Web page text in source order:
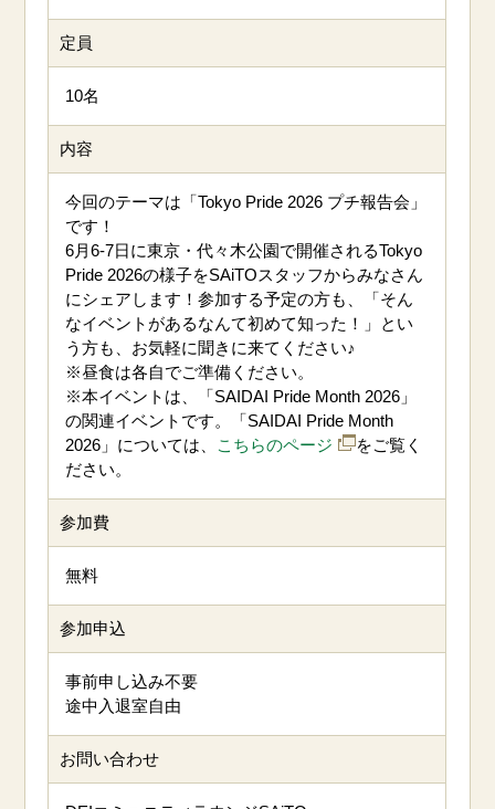
定員
10名
内容
今回のテーマは「Tokyo Pride 2026 プチ報告会」
です！
6月6-7日に東京・代々木公園で開催されるTokyo
Pride 2026の様子をSAiTOスタッフからみなさん
にシェアします！参加する予定の方も、「そん
なイベントがあるなんて初めて知った！」とい
う方も、お気軽に聞きに来てください♪
※昼食は各自でご準備ください。
※本イベントは、「SAIDAI Pride Month 2026」
の関連イベントです。「SAIDAI Pride Month
2026」については、 こちらのページ
をご覧く
ださい。
参加費
無料
参加申込
事前申し込み不要
途中入退室自由
お問い合わせ